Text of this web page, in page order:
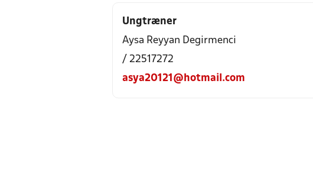
Ungtræner
Aysa Reyyan Degirmenci
/ 22517272
asya20121@hotmail.com